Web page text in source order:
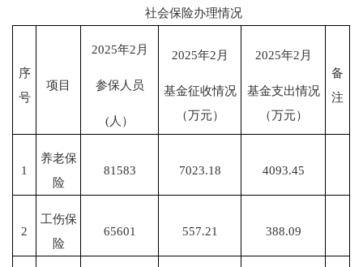
社会保险办理情况
序
号
项目
2025年2月
参保人员
(人）
2025年2月
基金征收情况
（万元）
2025年2月
基金支出情况
（万元）
备
注
1
养老保
险
81583 7023.18 4093.45
2
工伤保
险
65601 557.21 388.09